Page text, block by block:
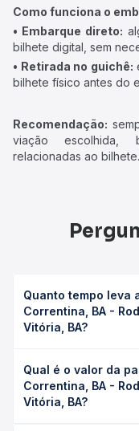
Como funciona o
• Embarque direto:
bilhete digital, sem
• Retirada no guichê:
bilhete físico antes do
Recomendação:
viação escolhida,
relacionadas ao bilhete.
Quanto tempo leva
Correntina, BA -
Vitória, BA?
Santa Maria da
podendo variar
(convencional,
Qual é o valor da
Correntina, BA -
Vitória, BA?